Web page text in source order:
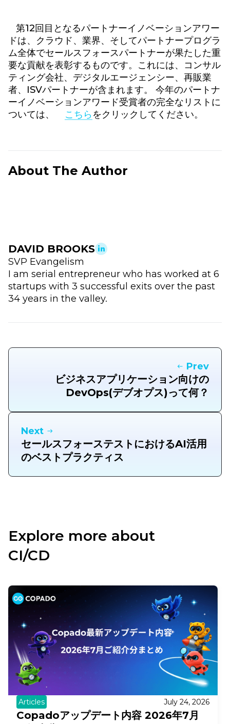
第12回目となるパートナーイノベーションアワー
ドは、クラウド、業界、そしてパートナープログラ
ム全体でセールスフォースパートナーが果たした重
要な貢献を表彰するものです。これには、コンサル
ティング会社、デジタルエージェンシー、再販業
者、ISVパートナーが含まれます。 今年のパートナ
ーイノベーションアワード受賞者の完全なリストに
ついては、 こちらをクリックしてください。
About The Author
DAVID BROOKS
SVP Evangelism
I am serial entrepreneur who has worked at 6
startups with 3 successful exits over the past
34 years in the valley.
Prev
ビジネスアプリケーション向けの
DevOps(デブオプス)って何？
Next
セールスフォーステストにおけるAI活用
のベストプラクティス
Explore more about
CI/CD
Articles July 24, 2026
Copadoアップデート内容 2026年7月